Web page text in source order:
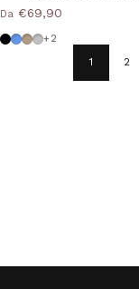
Da €69,90
Nero
Azzurro Polvere
Tortora
Grigio Medio
+2
1 2